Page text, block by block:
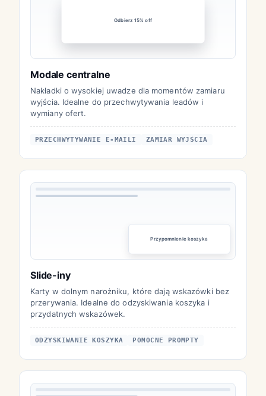
Odbierz 15% off
Modale centralne
Nakładki o wysokiej uwadze dla momentów zamiaru
wyjścia. Idealne do przechwytywania leadów i
wymiany ofert.
PRZECHWYTYWANIE E-MAILI ZAMIAR WYJŚCIA
Przypomnienie koszyka
Slide-iny
Karty w dolnym narożniku, które dają wskazówki bez
przerywania. Idealne do odzyskiwania koszyka i
przydatnych wskazówek.
ODZYSKIWANIE KOSZYKA POMOCNE PROMPTY